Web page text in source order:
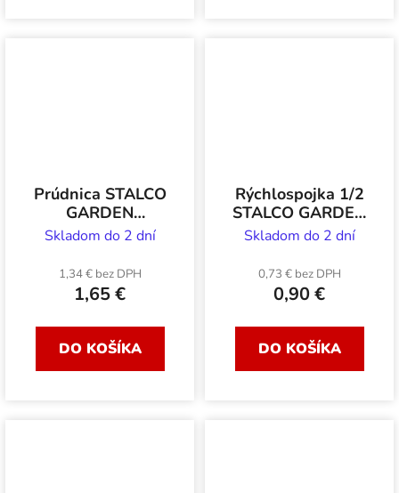
Prúdnica STALCO
GARDEN
regulovateľná
Skladom do 2 dní
1,34 € bez DPH
1,65 €
DO KOŠÍKA
Rýchlospojka 1/2
STALCO GARDEN
plastová
Skladom do 2 dní
0,73 € bez DPH
0,90 €
DO KOŠÍKA